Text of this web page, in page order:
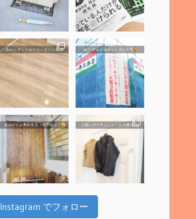
Instagram でフォロー